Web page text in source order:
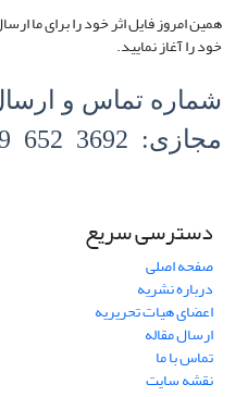
همین امروز فایل اثر خود را برای ما
خود را آغاز نمایید.
شماره تماس و
مجازی: 3692 652 919 98+
دسترسی سریع
صفحه اصلی
درباره نشریه
اعضای هیات تحریریه
ارسال مقاله
تماس با ما
نقشه سایت